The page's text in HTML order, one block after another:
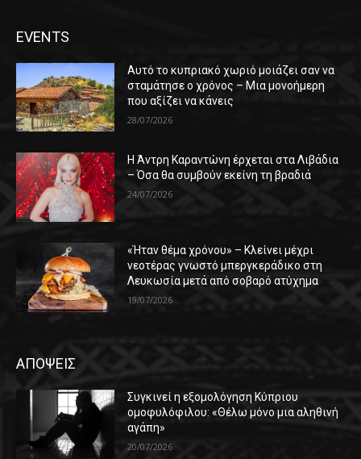
EVENTS
Αυτό το κυπριακό χωριό μοιάζει σαν να
σταμάτησε ο χρόνος – Μια μονοήμερη
που αξίζει να κάνεις
28/07/2026
Η Άντρη Καραντώνη έρχεται στα Λιβάδια
– Όσα θα συμβούν εκείνη τη βραδιά
24/07/2026
«Ήταν θέμα χρόνου» – Κλείνει μέχρι
νεοτέρας γνωστό μπεργκεράδικο στη
Λευκωσία μετά από σοβαρό ατύχημα
19/07/2026
ΑΠΟΨΕΙΣ
Συγκινεί η εξομολόγηση Κύπριου
ομοφυλόφιλου: «Θέλω μόνο μια αληθινή
αγάπη»
20/07/2026